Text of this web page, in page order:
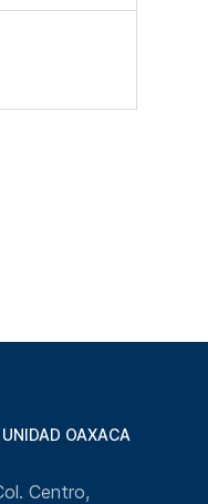
OAXACA
Centro,